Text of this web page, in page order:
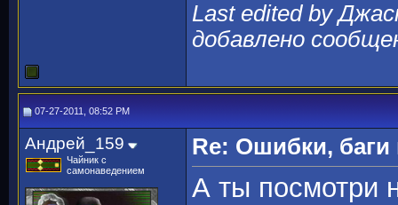
Last edited by
добавлено
07-27-2011, 08:52 PM
Андрей_159
Чайник с
самонаведением
Re: Ошибки, баги
А ты посмотри